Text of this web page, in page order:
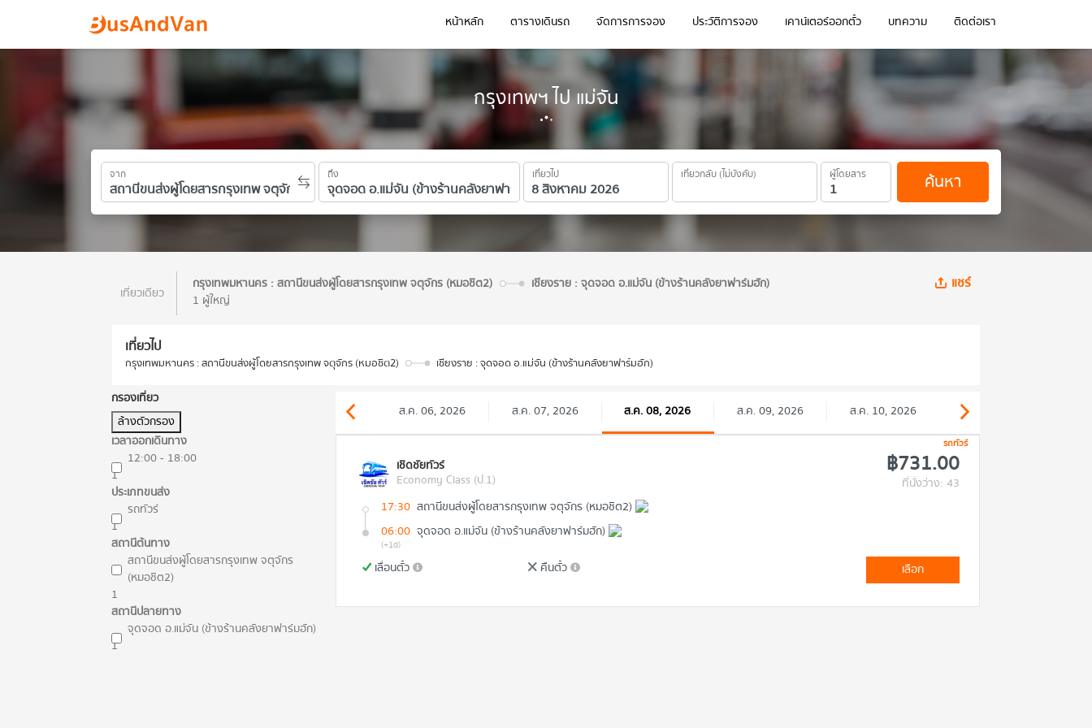
กรุงเทพฯ ไป แม่จัน
จาก ถึง เที่ยวไป เที่ยวกลับ (ไม่บังคับ) ผู้โดยสาร ค้นหา
หน้าหลัก ตารางเดินรถ จัดการการจอง ประวัติการจอง เคาน์เตอร์ออกตั๋ว บทความ ติดต่อเรา
เที่ยวเดียว
กรุงเทพมหานคร : สถานีขนส่งผู้โดยสารกรุงเทพ จตุจักร (หมอชิต2)
เชียงราย : จุดจอด อ.แม่จัน (ข้างร้านคลังยาฟาร์มฮัก)
1 ผู้ใหญ่
แชร์
เที่ยวไป
กรุงเทพมหานคร : สถานีขนส่งผู้โดยสารกรุงเทพ จตุจักร (หมอชิต2) เชียงราย : จุดจอด อ.แม่จัน (ข้างร้านคลังยาฟาร์มฮัก)
กรองเที่ยว
ล้างตัวกรอง
เวลาออกเดินทาง
12:00 - 18:00
1
ประเภทขนส่ง
รถทัวร์
1
สถานีต้นทาง
สถานีขนส่งผู้โดยสารกรุงเทพ จตุจักร
(หมอชิต2)
1
สถานีปลายทาง
จุดจอด อ.แม่จัน (ข้างร้านคลังยาฟาร์มฮัก)
1
ส.ค. 06, 2026 ส.ค. 07, 2026 ส.ค. 08, 2026 ส.ค. 09, 2026 ส.ค. 10, 2026
รถทัวร์
เชิดชัยทัวร์
Economy Class (ป.1)
฿731.00
ที่นั่งว่าง: 43
17:30 สถานีขนส่งผู้โดยสารกรุงเทพ จตุจักร (หมอชิต2)
06:00 จุดจอด อ.แม่จัน (ข้างร้านคลังยาฟาร์มฮัก)
(+1d)
เลื่อนตั๋ว คืนตั๋ว เลือก